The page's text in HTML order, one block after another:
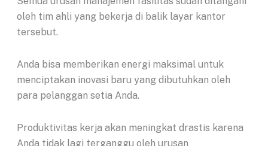
oleh tim ahli yang bekerja di balik layar kantor
tersebut.
Anda bisa memberikan energi maksimal untuk
menciptakan inovasi baru yang dibutuhkan oleh
para pelanggan setia Anda.
Produktivitas kerja akan meningkat drastis karena
Anda tidak lagi terganggu oleh urusan